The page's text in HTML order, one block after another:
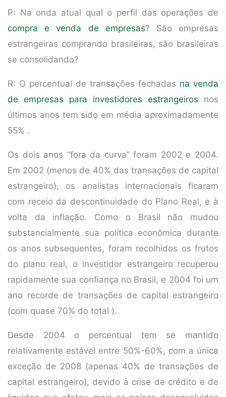
P: Na onda atual qual o perfil das operações de
compra e venda de empresas? São empresas
estrangeiras comprando brasileiras, são brasileiras
se consolidando?
R: O percentual de transações fechadas na venda
de empresas para investidores estrangeiros nos
últimos anos tem sido em média aproximadamente
55% .
Os dois anos “fora da curva” foram 2002 e 2004.
Em 2002 (menos de 40% das transações de capital
estrangeiro), os analistas internacionais ficaram
com receio da descontinuidade do Plano Real, e à
volta da inflação. Como o Brasil não mudou
substancialmente sua política econômica durante
os anos subsequentes, foram recolhidos os frutos
do plano real, o investidor estrangeiro recuperou
rapidamente sua confiança no Brasil, e 2004 foi um
ano recorde de transações de capital estrangeiro
(com quase 70% do total ).
Desde 2004 o percentual tem se mantido
relativamente estável entre 50%-60%, com a única
exceção de 2008 (apenas 40% de transações de
capital estrangeiro), devido à crise de crédito e de